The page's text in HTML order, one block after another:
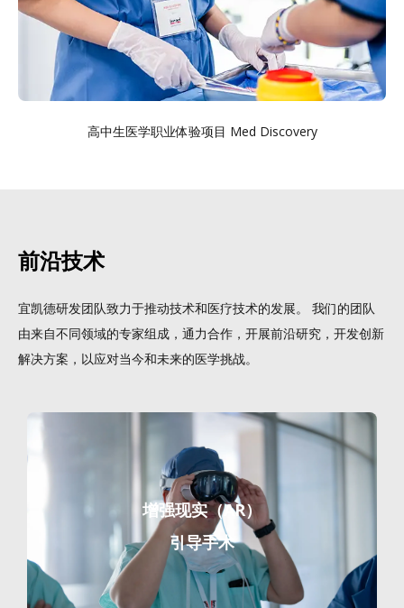
高中生医学职业体验项目 Med Discovery
前沿技术
宜凯德研发团队致力于推动技术和医疗技术的发展。 我们的团队
由来自不同领域的专家组成，通力合作，开展前沿研究，开发创新
解决方案，以应对当今和未来的医学挑战。
增强现实（AR）
引导手术